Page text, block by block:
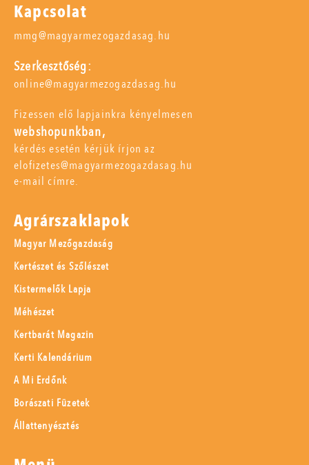
Kapcsolat
mmg@magyarmezogazdasag.hu
Szerkesztőség:
online@magyarmezogazdasag.hu
Fizessen elő lapjainkra kényelmesen
webshopunkban,
kérdés esetén kérjük írjon az
elofizetes@magyarmezogazdasag.hu
e-mail címre.
Agrárszaklapok
Magyar Mezőgazdaság
Kertészet és Szőlészet
Kistermelők Lapja
Méhészet
Kertbarát Magazin
Kerti Kalendárium
A Mi Erdőnk
Borászati Füzetek
Állattenyésztés